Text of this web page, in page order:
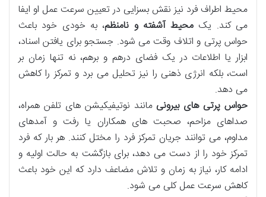
محیط اطراف فرد نیز نقش بسزایی در تعیین سرعت عمل او ایفا
می کند. یک محیط آشفته و نامنظم، به خودی خود باعث
حواس پرتی و اتلاف وقت می شود. جستجو برای یافتن اسناد،
ابزار یا اطلاعات در یک فضای درهم و برهم، نه تنها زمان بر
است، بلکه انرژی ذهنی را نیز تحلیل می برد و تمرکز را کاهش
می دهد.
حواس پرتی های بیرونیمانند نوتیفیکیشن های تلفن همراه،
صداهای مزاحم، صحبت های همکاران یا رفت و آمدهای
مداوم، می توانند جریان تمرکز فرد را مختل کنند. هر بار که فرد
تمرکز خود را از دست می دهد، برای بازگشت به حالت اولیه و
ادامه کار، نیاز به زمان و تلاش مضاعف دارد که این خود باعث
کاهش سرعت عمل کلی می شود.